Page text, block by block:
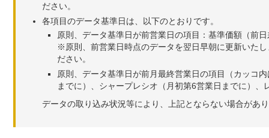
ださい。
各項目のデータ基準日は、以下のとおりです。
原則、データ基準日が前営業日の項目：基準価額（前
※原則、前営業日時点のデータを翌日早朝に更新いた
ださい。
原則、データ基準日が前月最終営業日の項目（カッコ
までに）、シャープレシオ（月初第6営業日までに）
データの取り込み状況等により、上記とならない場合があ